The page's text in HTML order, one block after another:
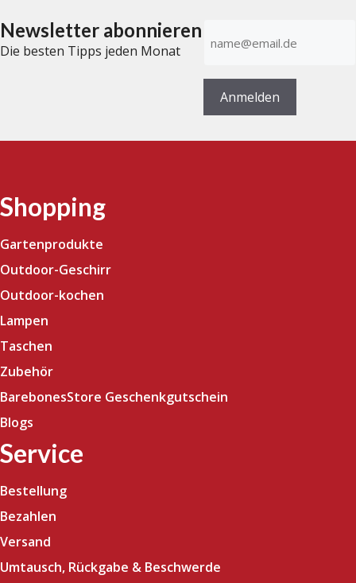
Newsletter abonnieren
Die besten Tipps jeden Monat
Mail-
Anmelden
Shopping
Gartenprodukte
Outdoor-Geschirr
Outdoor-kochen
Lampen
Taschen
Zubehör
BarebonesStore Geschenkgutschein
Blogs
Service
Bestellung
Bezahlen
Versand
Umtausch, Rückgabe & Beschwerde